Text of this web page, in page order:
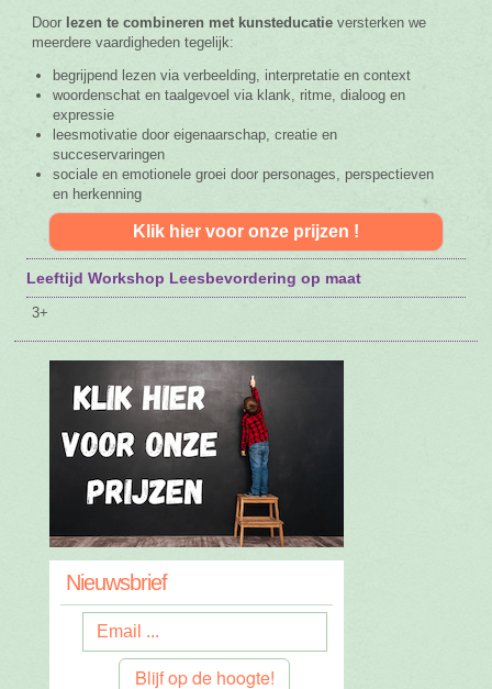
Door lezen te combineren met kunsteducatie versterken we
meerdere vaardigheden tegelijk:
begrijpend lezen via verbeelding, interpretatie en context
woordenschat en taalgevoel via klank, ritme, dialoog en
expressie
leesmotivatie door eigenaarschap, creatie en
succeservaringen
sociale en emotionele groei door personages, perspectieven
en herkenning
Klik hier voor onze prijzen !
Leeftijd Workshop Leesbevordering op maat
3+
Nieuwsbrief
Blijf op de hoogte!